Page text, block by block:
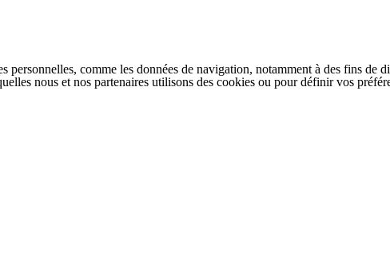
personnelles, comme les données de navigation, notamment à des fins de
nous et nos partenaires utilisons des cookies ou pour définir vos